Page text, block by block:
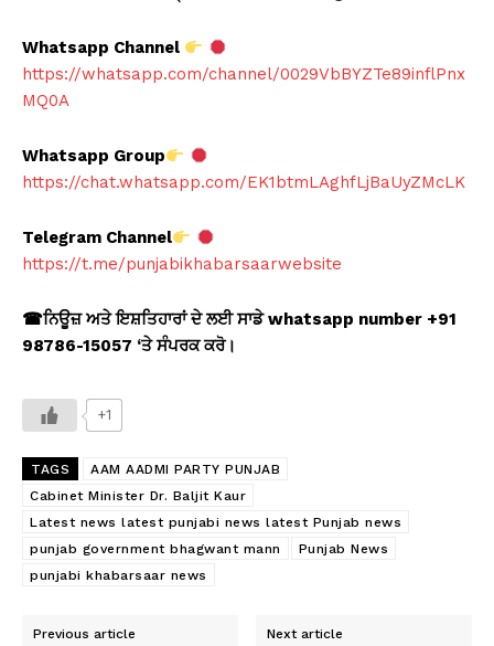
Whatsapp Channel
https://whatsapp.com/channel/0029VbBYZTe89inflPnx
MQ0A
Whatsapp Group
https://chat.whatsapp.com/EK1btmLAghfLjBaUyZMcLK
Telegram Channel
https://t.me/punjabikhabarsaarwebsite
☎ਨਿਊਜ਼ ਅਤੇ ਇਸ਼ਤਿਹਾਰਾਂ ਦੇ ਲਈ ਸਾਡੇ whatsapp number +91
98786-15057 ‘ਤੇ ਸੰਪਰਕ ਕਰੋ।
+1
TAGS
AAM AADMI PARTY PUNJAB
Cabinet Minister Dr. Baljit Kaur
Latest news latest punjabi news latest Punjab news
punjab government bhagwant mann
Punjab News
punjabi khabarsaar news
Previous article Next article